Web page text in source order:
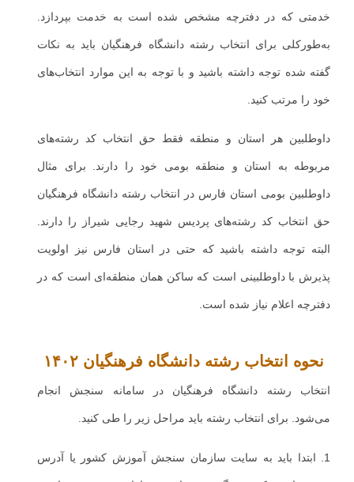
خدمتی که در دفترچه مشخص شده است به خدمت بپردازد.
به‌طورکلی برای انتخاب رشته دانشگاه فرهنگیان باید به نکات
گفته شده توجه داشته باشید و با توجه به این موارد انتخاب‌های
خود را مرتب کنید.
داوطلبین هر استان و منطقه فقط حق انتخاب کد رشته‌های
مربوطه به استان و منطقه بومی خود را دارند. برای مثال
داوطلبین بومی استان فارس در انتخاب رشته دانشگاه فرهنگیان
حق انتخاب کد رشته‌های پردیس شهید رجایی شیراز را دارند.
البته توجه داشته باشید که حتی در استان فارس نیز اولویت
پذیرش با داوطلبینی است که ساکن همان منطقه‌ای است که در
دفترچه اعلام نیاز شده است.
نحوه انتخاب رشته دانشگاه فرهنگیان ۱۴۰۲
انتخاب رشته دانشگاه فرهنگیان در سامانه سنجش انجام
می‌شود. برای انتخاب رشته باید مراحل زیر را طی کنید.
1. ابتدا باید به سایت سازمان سنجش آموزش کشور یا آدرس